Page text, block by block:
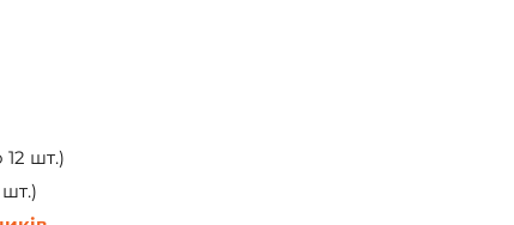
шт.)